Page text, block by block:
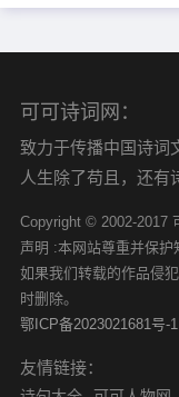
可可诗词网：
致力于传播中国诗词
人生除了苟且，还有
Copyright © 2002-2017
声明 :本网站尊重并保护
如果我们转载的作品侵
时删除。
鄂ICP备2023021681号-1
友情链接：